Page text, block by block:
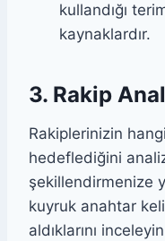
kullandığı
kaynaklardır.
3. Rakip
Rakiplerinizin
hedeflediğini
şekillendirmenize
kuyruk anahtar
aldıklarını